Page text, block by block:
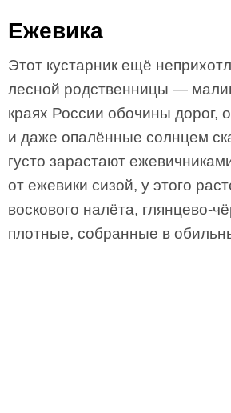
Ежевика
Этот кустарник ещё
лесной родственницы —
краях России обочины дорог,
и даже опалённые солнцем
густо зарастают
от ежевики сизой, у этого
воскового налёта, глянцево-
плотные, собранные в